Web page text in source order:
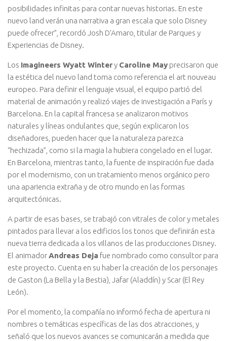
posibilidades infinitas para contar nuevas historias. En este
nuevo land verán una narrativa a gran escala que solo Disney
puede ofrecer”, recordó Josh D’Amaro, titular de Parques y
Experiencias de Disney.
Los Imagineers Wyatt Wintery Caroline May precisaron que
la estética del nuevo land toma como referencia el art nouveau
europeo. Para definir el lenguaje visual, el equipo partió del
material de animación y realizó viajes de investigación a París y
Barcelona. En la capital francesa se analizaron motivos
naturales y líneas ondulantes que, según explicaron los
diseñadores, pueden hacer que la naturaleza parezca
“hechizada”, como si la magia la hubiera congelado en el lugar.
En Barcelona, mientras tanto, la fuente de inspiración fue dada
por el modernismo, con un tratamiento menos orgánico pero
una apariencia extraña y de otro mundo en las formas
arquitectónicas.
A partir de esas bases, se trabajó con vitrales de color y metales
pintados para llevar a los edificios los tonos que definirán esta
nueva tierra dedicada a los villanos de las producciones Disney.
El animadorAndreas Deja fue nombrado como consultor para
este proyecto. Cuenta en su haber la creación de los personajes
de Gaston (La Bella y la Bestia), Jafar (Aladdín) y Scar (El Rey
León).
Por el momento, la compañía no informó fecha de apertura ni
nombres o temáticas específicas de las dos atracciones, y
señaló que los nuevos avances se comunicarán a medida que